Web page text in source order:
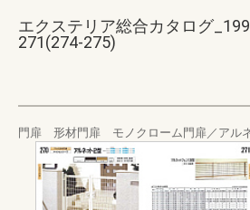
エクステリア総合カタログ
271(274-275)
門扉 形材門扉 モノクローム門扉／アル